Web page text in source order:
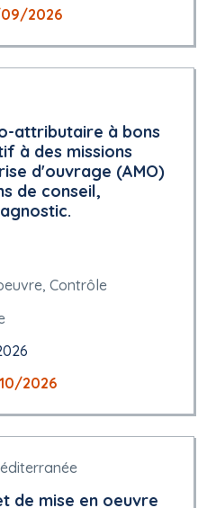
2026
attributaire à bons
à des missions
d'ouvrage (AMO)
de conseil,
Contrôle
2026
de mise en oeuvre